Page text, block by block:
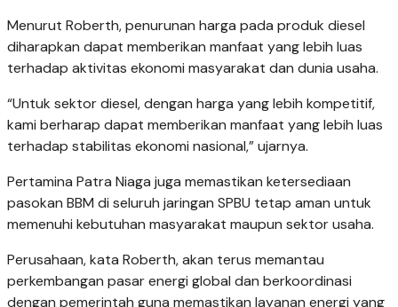
Menurut Roberth, penurunan harga pada produk diesel
diharapkan dapat memberikan manfaat yang lebih luas
terhadap aktivitas ekonomi masyarakat dan dunia usaha.
“Untuk sektor diesel, dengan harga yang lebih kompetitif,
kami berharap dapat memberikan manfaat yang lebih luas
terhadap stabilitas ekonomi nasional,” ujarnya.
Pertamina Patra Niaga juga memastikan ketersediaan
pasokan BBM di seluruh jaringan SPBU tetap aman untuk
memenuhi kebutuhan masyarakat maupun sektor usaha.
Perusahaan, kata Roberth, akan terus memantau
perkembangan pasar energi global dan berkoordinasi
dengan pemerintah guna memastikan layanan energi yang